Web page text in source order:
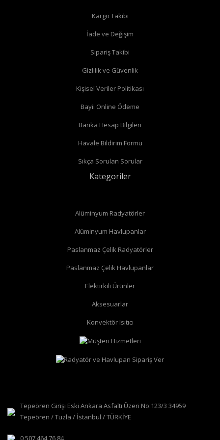
düz radyatör vanası
köşe radyatör vanası
Kargo Takibi
İade ve Değişim
Sipariş Takibi
Gizlilik ve Güvenlik
Kişisel Veriler Politikası
Bayii Online Ödeme
Banka Hesap Bilgileri
Havale Bildirim Formu
Sıkça Sorulan Sorular
Kategoriler
Alüminyum Radyatörler
Alüminyum Havlupanlar
Paslanmaz Çelik Radyatörler
Paslanmaz Çelik Havlupanlar
Elektirkili Ürünler
Aksesuarlar
Konvektör Isıtıcı
Tepeören Girişi Eski Ankara Asfaltı Üzeri No:123/3 34959
Tepeören / Tuzla / İstanbul / TÜRKİYE
0 507 464 76 84